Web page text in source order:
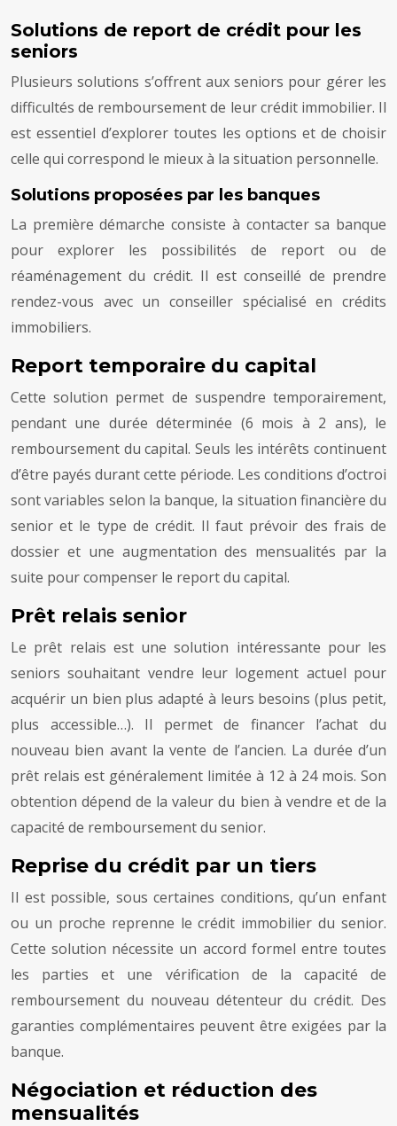
Solutions de report de crédit pour les
seniors
Plusieurs solutions s’offrent aux seniors pour gérer les
difficultés de remboursement de leur crédit immobilier. Il
est essentiel d’explorer toutes les options et de choisir
celle qui correspond le mieux à la situation personnelle.
Solutions proposées par les banques
La première démarche consiste à contacter sa banque
pour explorer les possibilités de report ou de
réaménagement du crédit. Il est conseillé de prendre
rendez-vous avec un conseiller spécialisé en crédits
immobiliers.
Report temporaire du capital
Cette solution permet de suspendre temporairement,
pendant une durée déterminée (6 mois à 2 ans), le
remboursement du capital. Seuls les intérêts continuent
d’être payés durant cette période. Les conditions d’octroi
sont variables selon la banque, la situation financière du
senior et le type de crédit. Il faut prévoir des frais de
dossier et une augmentation des mensualités par la
suite pour compenser le report du capital.
Prêt relais senior
Le prêt relais est une solution intéressante pour les
seniors souhaitant vendre leur logement actuel pour
acquérir un bien plus adapté à leurs besoins (plus petit,
plus accessible…). Il permet de financer l’achat du
nouveau bien avant la vente de l’ancien. La durée d’un
prêt relais est généralement limitée à 12 à 24 mois. Son
obtention dépend de la valeur du bien à vendre et de la
capacité de remboursement du senior.
Reprise du crédit par un tiers
Il est possible, sous certaines conditions, qu’un enfant
ou un proche reprenne le crédit immobilier du senior.
Cette solution nécessite un accord formel entre toutes
les parties et une vérification de la capacité de
remboursement du nouveau détenteur du crédit. Des
garanties complémentaires peuvent être exigées par la
banque.
Négociation et réduction des
mensualités